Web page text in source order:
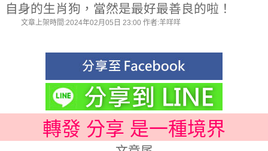
自身的生肖狗，當然是最好最善良的啦！
文章上架時間:2024年02月05日 23:00 作者:羊咩咩
轉發 分享 是一種境界